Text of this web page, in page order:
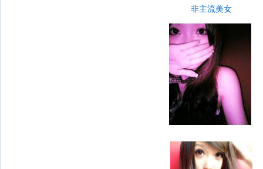
非主流美女